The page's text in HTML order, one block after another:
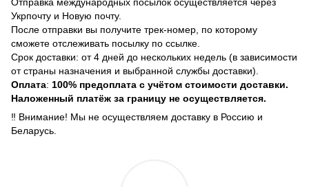
Укрпочту и Новую почту.
После отправки вы получите трек-номер, по которому
сможете отслеживать посылку по ссылке.
Срок доставки: от 4 дней до нескольких недель (в зависимости
от страны назначения и выбранной службы доставки).
Оплата: 100% предоплата с учётом стоимости доставки.
Наложенный платёж за границу не осуществляется.
‼️ Внимание! Мы не осуществляем доставку в Россию и
Беларусь.